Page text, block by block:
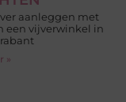
aanleggen met
een vijverwinkel in
»